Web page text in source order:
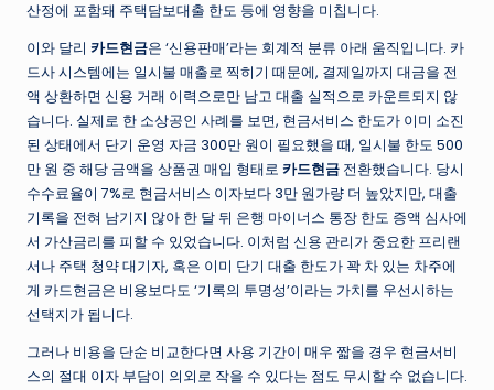
산정에 포함돼 주택담보대출 한도 등에 영향을 미칩니다.
이와 달리 카드현금은 ‘신용판매’라는 회계적 분류 아래 움직입니다. 카
드사 시스템에는 일시불 매출로 찍히기 때문에, 결제일까지 대금을 전
액 상환하면 신용 거래 이력으로만 남고 대출 실적으로 카운트되지 않
습니다. 실제로 한 소상공인 사례를 보면, 현금서비스 한도가 이미 소진
된 상태에서 단기 운영 자금 300만 원이 필요했을 때, 일시불 한도 500
만 원 중 해당 금액을 상품권 매입 형태로 카드현금 전환했습니다. 당시
수수료율이 7%로 현금서비스 이자보다 3만 원가량 더 높았지만, 대출
기록을 전혀 남기지 않아 한 달 뒤 은행 마이너스 통장 한도 증액 심사에
서 가산금리를 피할 수 있었습니다. 이처럼 신용 관리가 중요한 프리랜
서나 주택 청약 대기자, 혹은 이미 단기 대출 한도가 꽉 차 있는 차주에
게 카드현금은 비용보다도 ‘기록의 투명성’이라는 가치를 우선시하는
선택지가 됩니다.
그러나 비용을 단순 비교한다면 사용 기간이 매우 짧을 경우 현금서비
스의 절대 이자 부담이 의외로 작을 수 있다는 점도 무시할 수 없습니다.